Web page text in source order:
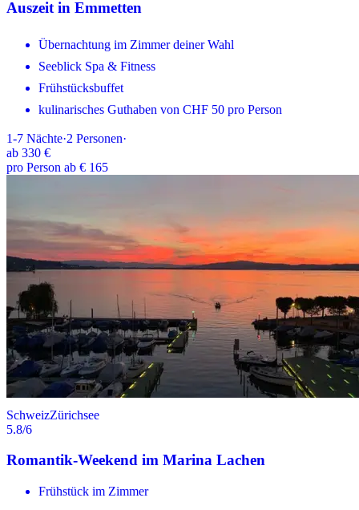
Auszeit in Emmetten
Übernachtung im Zimmer deiner Wahl
Seeblick Spa & Fitness
Frühstücksbuffet
kulinarisches Guthaben von CHF 50 pro Person
1-7 Nächte·2 Personen·
ab 330 €
pro Person ab € 165
SchweizZürichsee
5.8/6
Romantik-Weekend im Marina Lachen
Frühstück im Zimmer